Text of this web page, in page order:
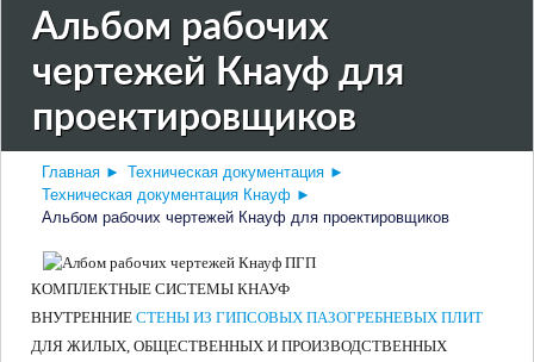
Альбом рабочих
чертежей Кнауф для
проектировщиков
Главная► Техническая документация►
Техническая документация Кнауф►
Альбом рабочих чертежей Кнауф для проектировщиков
КОМПЛЕКТНЫЕ СИСТЕМЫ КНАУФ
ВНУТРЕННИЕ СТЕНЫ ИЗ ГИПСОВЫХ ПАЗОГРЕБНЕВЫХ ПЛИТ
ДЛЯ ЖИЛЫХ, ОБЩЕСТВЕННЫХ И ПРОИЗВОДСТВЕННЫХ